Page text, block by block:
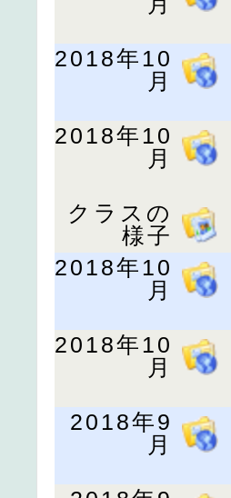
2018年10
月
2018年10
月
クラスの
様子
2018年10
月
2018年10
月
2018年9
月